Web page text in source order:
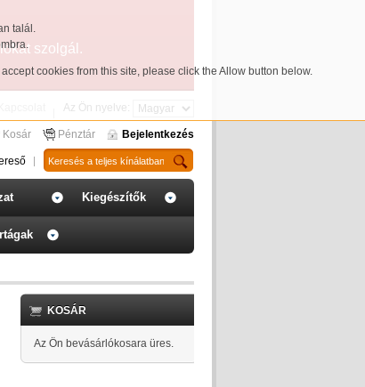
talál.
accept cookies from this site, please click the Allow button below.
szolgál.
Az Ön nyelve:
Kosár Pénztár Bejelentkezés
Kiegészítők
KOSÁR
Az Ön bevásárlókosara üres.